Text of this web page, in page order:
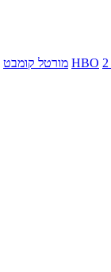
HBO מורטל קומבט